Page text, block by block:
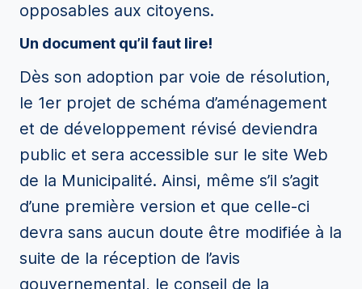
opposables aux citoyens.
Un document qu’il faut lire!
Dès son adoption par voie de résolution,
le 1er projet de schéma d’aménagement
et de développement révisé deviendra
public et sera accessible sur le site Web
de la Municipalité. Ainsi, même s’il s’agit
d’une première version et que celle-ci
devra sans aucun doute être modifiée à la
suite de la réception de l’avis
gouvernemental, le conseil de la